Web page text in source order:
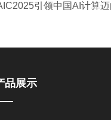
引领中国AI计算
品展示